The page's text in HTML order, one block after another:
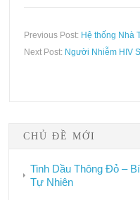
Previous Post: Hệ thống Nhà
Next Post: Người Nhiễm HIV
CHỦ ĐỀ MỚI
Tinh Dầu Thông Đỏ –
Tự Nhiên